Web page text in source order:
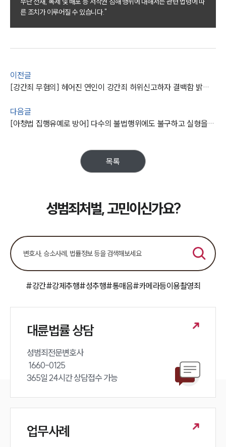
주요 업무사례
사례분석/최신동향
업무분야
전체
구성원 소개
성범죄전문변호사
소식/자료
공지사항
법률 블로그
법률서식
뉴스레터/브로슈어
세미나
대륜법률상담예약
른 조치가 이루어질 수 있습니다."
이전글
[강간죄 무혐의] 헤어진 연인이 강간죄 허위신고하자 결백함 밝혀냄
다음글
[아청법 집행유예로 방어] 다수의 불법행위에도 불구하고 실형을 면함
목록
성범죄처벌, 고민이신가요?
#강간#강제추행#성추행#통매음#카메라등이용촬영죄
대륜법률 상담
성범죄전문변호사
365일 24시간 상담접수 가능
업무사례